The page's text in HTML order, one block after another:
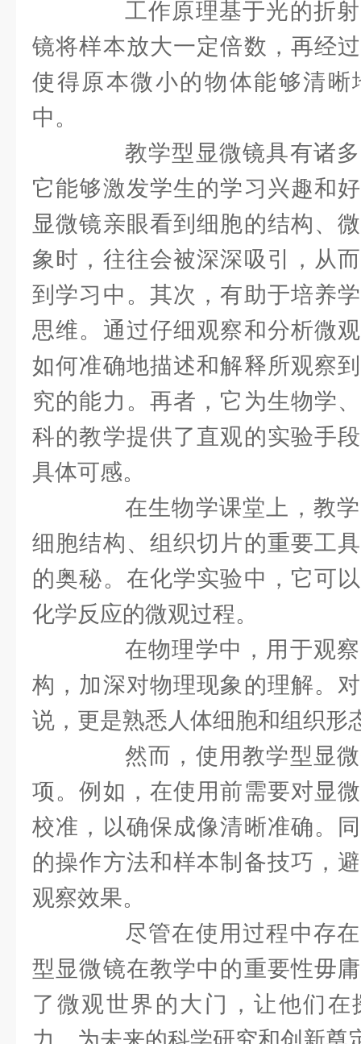
工作原理基于光的折射
镜将样本放大一定倍数，再经
使得原本微小的物体能够清晰
中。
教学型显微镜具有诸多
它能够激发学生的学习兴趣和
显微镜亲眼看到细胞的结构、
象时，往往会被深深吸引，从
到学习中。其次，有助于培养
思维。通过仔细观察和分析微
如何准确地描述和解释所观察
究的能力。再者，它为生物学
科的教学提供了直观的实验手
具体可感。
在生物学课堂上，教学
细胞结构、组织切片的重要工
的奥秘。在化学实验中，它可
化学反应的微观过程。
在物理学中，用于观察
构，加深对物理现象的理解。
说，更是熟悉人体细胞和组织形
然而，使用教学型显微
项。例如，在使用前需要对显
校准，以确保成像清晰准确。
的操作方法和样本制备技巧，
观察效果。
尽管在使用过程中存在
型显微镜在教学中的重要性毋
了微观世界的大门，让他们